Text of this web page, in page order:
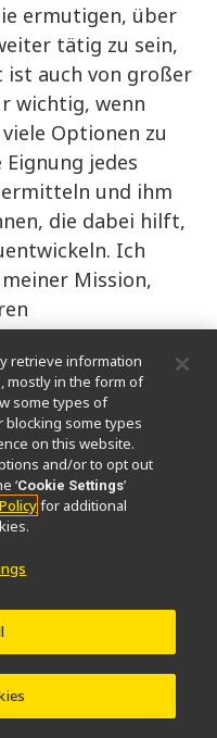
ermutigen, über
tätig zu sein,
auch von großer
wichtig, wenn
Optionen zu
jedes
und ihm
die dabei hilft,
Ich
Mission,
der Ausbildung
Erfolge zu
meiner
Entwicklung
Fortsetzung
retrieve information
mostly in the form of
some types of
blocking some types
on this website.
and/or to opt out
‘Cookie Settings’
for additional